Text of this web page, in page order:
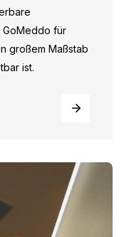
GoMeddo für
großem Maßstab
ist.